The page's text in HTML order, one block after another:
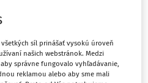
si prečítali len
síl prinášať vysokú úroveň
našich webstránok. Medzi
správne fungovalo vyhľadávanie,
reklamou alebo aby sme mali